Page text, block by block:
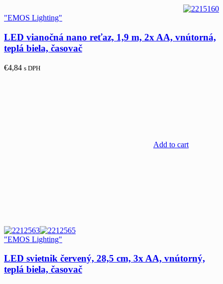
"EMOS Lighting"
LED vianočná nano reťaz, 1,9 m, 2x AA, vnútorná,
teplá biela, časovač
€4,84 s DPH
Add to cart
"EMOS Lighting"
LED svietnik červený, 28,5 cm, 3x AA, vnútorný,
teplá biela, časovač